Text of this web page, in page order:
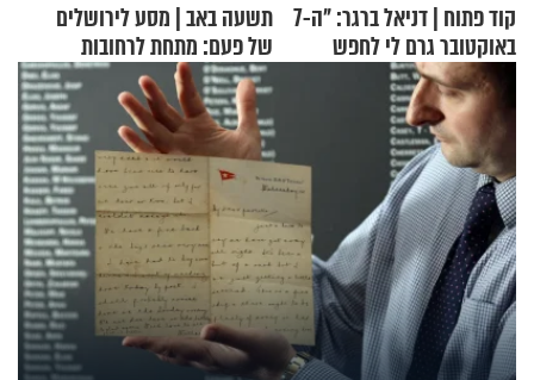
קוד פתוח | דניאל ברגר: "ה-7
באוקטובר גרם לי לחפש
תשובות"
תשעה באב | מסע לירושלים
של פעם: מתחת לרחובות
ירושלים